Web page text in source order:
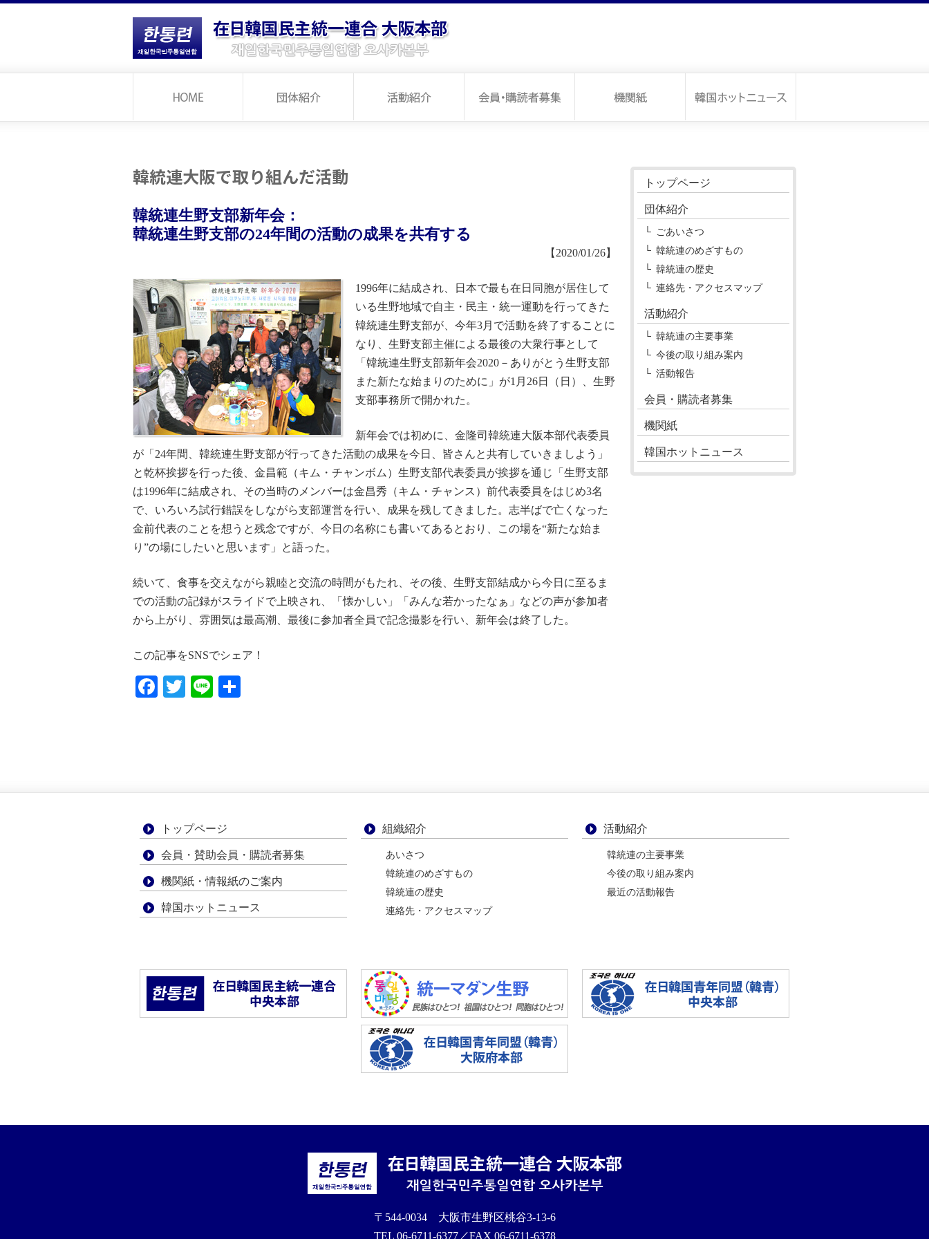
韓統連大阪で取り組んだ活動
韓統連生野支部新年会：
韓統連生野支部の24年間の活動の成果を共有する
【2020/01/26】
1996年に結成され、日本で最も在日同胞が居住して
いる生野地域で自主・民主・統一運動を行ってきた
韓統連生野支部が、今年3月で活動を終了することに
なり、生野支部主催による最後の大衆行事として
「韓統連生野支部新年会2020－ありがとう生野支部
また新たな始まりのために」が1月26日（日）、生野
支部事務所で開かれた。
新年会では初めに、金隆司韓統連大阪本部代表委員
が「24年間、韓統連生野支部が行ってきた活動の成果を今日、皆さんと共有していきましよう」
と乾杯挨拶を行った後、金昌範（キム・チャンボム）生野支部代表委員が挨拶を通じ「生野支部
は1996年に結成され、その当時のメンバーは金昌秀（キム・チャンス）前代表委員をはじめ3名
で、いろいろ試行錯誤をしながら支部運営を行い、成果を残してきました。志半ばで亡くなった
金前代表のことを想うと残念ですが、今日の名称にも書いてあるとおり、この場を“新たな始ま
り”の場にしたいと思います」と語った。
続いて、食事を交えながら親睦と交流の時間がもたれ、その後、生野支部結成から今日に至るま
での活動の記録がスライドで上映され、「懐かしい」「みんな若かったなぁ」などの声が参加者
から上がり、雰囲気は最高潮、最後に参加者全員で記念撮影を行い、新年会は終了した。
この記事をSNSでシェア！
Facebook
Twitter
Line
トップページ
団体紹介
ごあいさつ
韓統連のめざすもの
韓統連の歴史
連絡先・アクセスマップ
活動紹介
韓統連の主要事業
今後の取り組み案内
活動報告
会員・購読者募集
機関紙
韓国ホットニュース
トップページ
会員・賛助会員・購読者募集
機関紙・情報紙のご案内
韓国ホットニュース
組織紹介
あいさつ
韓統連のめざすもの
韓統連の歴史
連絡先・アクセスマップ
活動紹介
韓統連の主要事業
今後の取り組み案内
最近の活動報告
〒544-0034 大阪市生野区桃谷3-13-6
TEL 06-6711-6377／FAX 06-6711-6378